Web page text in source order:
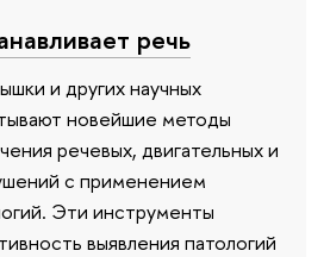
речь
и других научных
новейшие методы
речевых, двигательных и
с применением
Эти инструменты
выявления патологий